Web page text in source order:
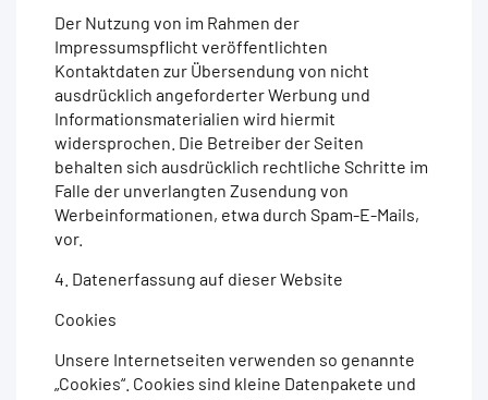
Der Nutzung von im Rahmen der
Impressumspflicht veröffentlichten
Kontaktdaten zur Übersendung von nicht
ausdrücklich angeforderter Werbung und
Informationsmaterialien wird hiermit
widersprochen. Die Betreiber der Seiten
behalten sich ausdrücklich rechtliche Schritte im
Falle der unverlangten Zusendung von
Werbeinformationen, etwa durch Spam-E-Mails,
vor.
4. Datenerfassung auf dieser Website
Cookies
Unsere Internetseiten verwenden so genannte
„Cookies“. Cookies sind kleine Datenpakete und